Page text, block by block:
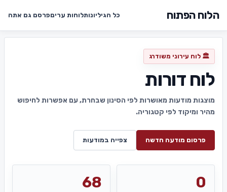
הלוח הפתוח כל הגיליונותלוחות עריםפרסם גם אתה
🏛️ לוח עירוני משודרג
לוח דורות
מוצגות מודעות מאושרות לפי הסינון שבחרת, עם אפשרות לחיפוש
מהיר ומיקוד לפי קטגוריה.
פרסום מודעה חדשה צפייה במודעות
0
68